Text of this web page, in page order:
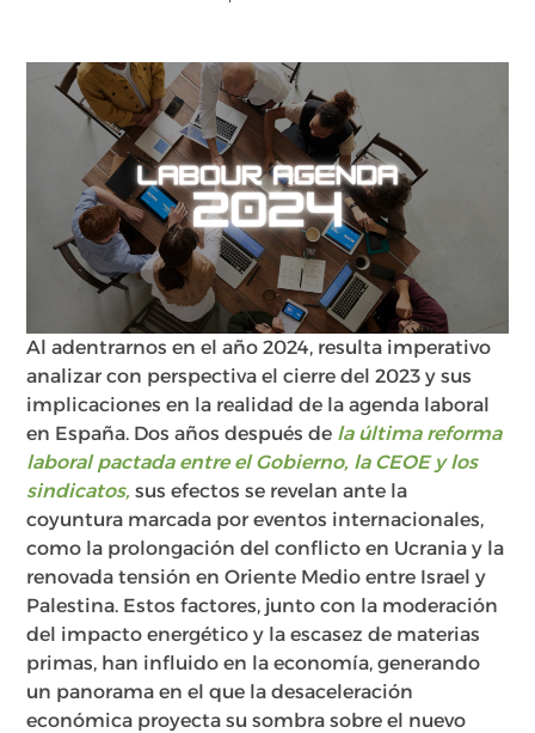
Al adentrarnos en el año 2024, resulta imperativo
analizar con perspectiva el cierre del 2023 y sus
implicaciones en la realidad de la agenda laboral
en España. Dos años después de la última reforma
laboral pactada entre el Gobierno, la CEOE y los
sindicatos, sus efectos se revelan ante la
coyuntura marcada por eventos internacionales,
como la prolongación del conflicto en Ucrania y la
renovada tensión en Oriente Medio entre Israel y
Palestina. Estos factores, junto con la moderación
del impacto energético y la escasez de materias
primas, han influido en la economía, generando
un panorama en el que la desaceleración
económica proyecta su sombra sobre el nuevo